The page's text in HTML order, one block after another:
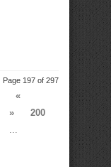
Page 197 of 297
«
»
200
...